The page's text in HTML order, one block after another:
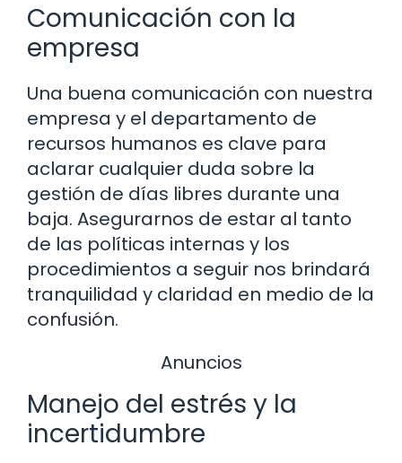
Comunicación con la
empresa
Una buena comunicación con nuestra
empresa y el departamento de
recursos humanos es clave para
aclarar cualquier duda sobre la
gestión de días libres durante una
baja. Asegurarnos de estar al tanto
de las políticas internas y los
procedimientos a seguir nos brindará
tranquilidad y claridad en medio de la
confusión.
Anuncios
Manejo del estrés y la
incertidumbre